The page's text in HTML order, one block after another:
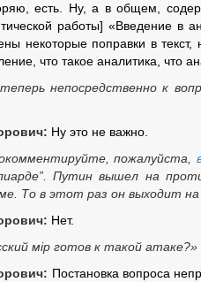
есть. Ну, а в общем,
работы] «Введение в
некоторые поправки в текст,
что такое аналитика, что
непосредственно к
Ну это не важно.
пожалуйста,
Путин вышел на
То в этот раз он выходит на
Нет.
мiр готов к такой атаке?»
Постановка вопроса